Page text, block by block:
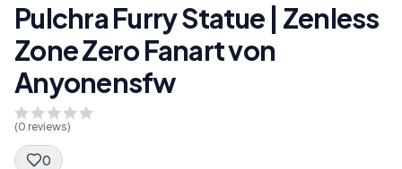
Pulchra Furry Statue | Zenless
Zone Zero Fanart von
Anyonensfw
(0 reviews)
0